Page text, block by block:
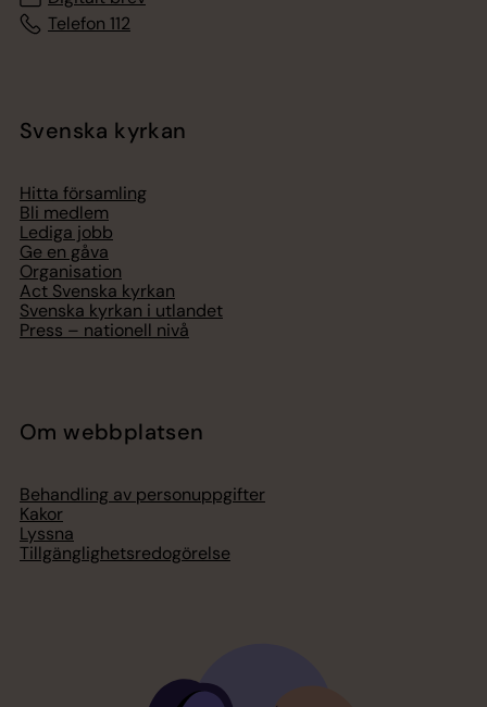
Telefon 112
Svenska kyrkan
Hitta församling
Bli medlem
Lediga jobb
Ge en gåva
Organisation
Act Svenska kyrkan
Svenska kyrkan i utlandet
Press – nationell nivå
Om webbplatsen
Behandling av personuppgifter
Kakor
Lyssna
Tillgänglighetsredogörelse